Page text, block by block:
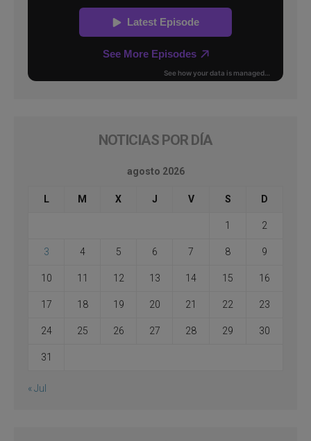
NOTICIAS POR DÍA
agosto 2026
L M X J V S D
1 2
3 4 5 6 7 8 9
10 11 12 13 14 15 16
17 18 19 20 21 22 23
24 25 26 27 28 29 30
31
« Jul